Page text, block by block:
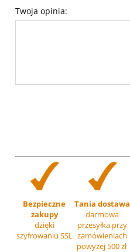
Twoja opinia:
Bezpieczne
zakupy
dzięki
szyfrowaniu SSL
Tania dostawa
darmowa
przesyłka przy
zamówieniach
powyżej 500 zł